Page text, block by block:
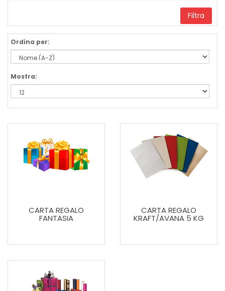
Filtra
Ordina per:
Mostra:
CARTA REGALO
FANTASIA
CARTA REGALO
KRAFT/AVANA 5 KG